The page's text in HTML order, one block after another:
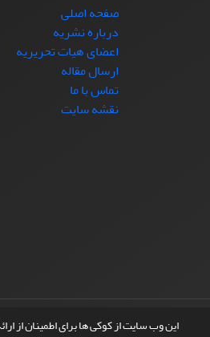
این وب سایت از کوکی ها برای اطمینان از
صفحه اصلی
درباره نشریه
اعضای هیات تحریریه
ارسال مقاله
تماس با ما
نقشه سایت
© سامانه مدیریت